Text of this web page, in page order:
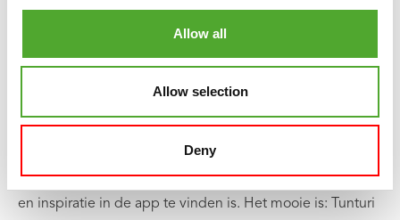
Allow all
Allow selection
Deny
geanimeerde fitnessoefeningen, instructies en workout
video's. Deze helpen je het maximale uit jezelf én je
Tunturi-producten te halen.
maken van de community. De bibliotheek wordt
regelmatig aangevuld zodat er altijd nieuwe uitdagingen
en inspiratie in de app te vinden is. Het mooie is: Tunturi